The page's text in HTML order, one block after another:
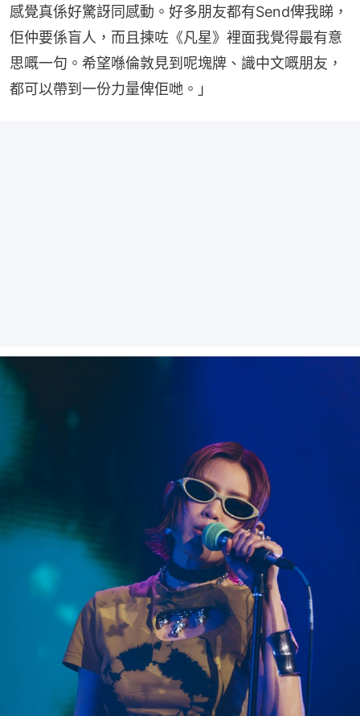
感覺真係好驚訝同感動。好多朋友都有Send俾我睇，
佢仲要係盲人，而且揀咗《凡星》裡面我覺得最有意
思嘅一句。希望喺倫敦見到呢塊牌、識中文嘅朋友，
都可以帶到一份力量俾佢哋。」